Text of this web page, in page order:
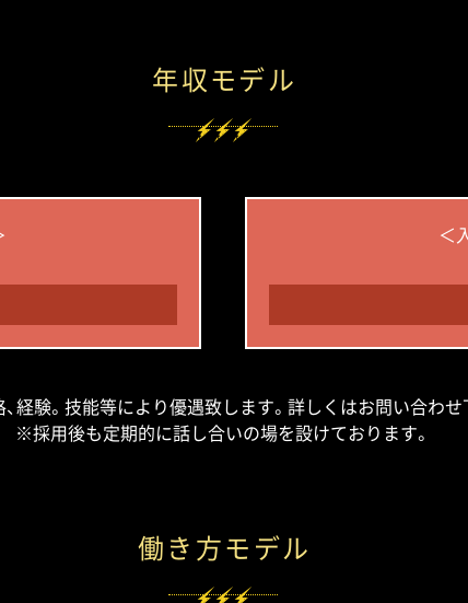
年収モデル
＜
経験。技能等により優遇致します。詳しくはお問い合わせ
※採用後も定期的に話し合いの場を設けております。
働き方モデル